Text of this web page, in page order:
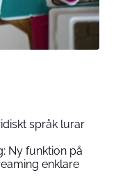
språk lurar
Ny funktion på
enklare